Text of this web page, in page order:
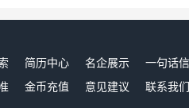
简历中心 名企展示 一句话
金币充值 意见建议 联系我们